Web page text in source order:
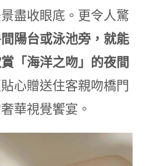
盡收眼底。更令人驚
陽台或泳池旁，就能
「海洋之吻」的夜間
心贈送住客親吻橋門
華視覺饗宴。